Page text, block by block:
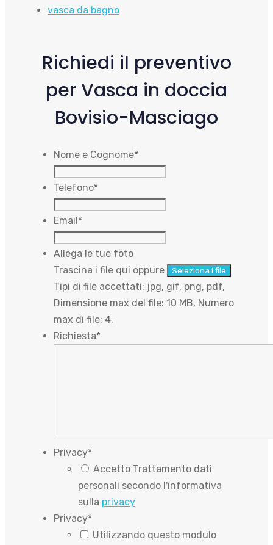
vasca da bagno
Richiedi il preventivo
per Vasca in doccia
Bovisio-Masciago
Nome e Cognome*
Telefono*
Email *
Allega le tue foto
Trascina i file qui oppure
Seleziona i file
Tipi di file accettati: jpg, gif, png, pdf,
Dimensione max del file: 10 MB, Numero
max di file: 4.
Richiesta*
Privacy*
Accetto Trattamento dati
personali secondo l'informativa
sulla privacy
Privacy*
Utilizzando questo modulo